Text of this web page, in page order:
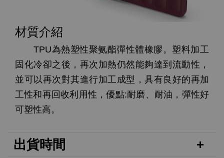
材質介紹
TPU為熱塑性聚氨酯彈性體橡膠。塑料加工
固化冷卻之後，再次加熱仍然能夠達到流動性，
並可以再次對其進行加工成型，具有良好的再加
工性和再回收利用性，優點:耐磨、耐油，彈性好
可塑性高。
出貨時間